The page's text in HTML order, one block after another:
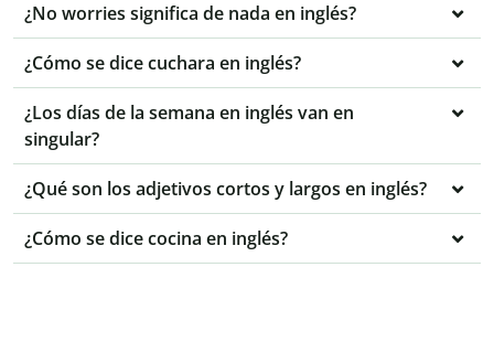
¿No worries significa de nada en inglés?
¿Cómo se dice cuchara en inglés?
¿Los días de la semana en inglés van en
singular?
¿Qué son los adjetivos cortos y largos en inglés?
¿Cómo se dice cocina en inglés?